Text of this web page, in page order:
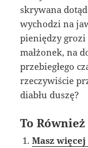
skrywana
wychodzi na
pieniędzy grozi
małżonek, na
przebiegłego
rzeczywiście
diabłu duszę?
To
Masz